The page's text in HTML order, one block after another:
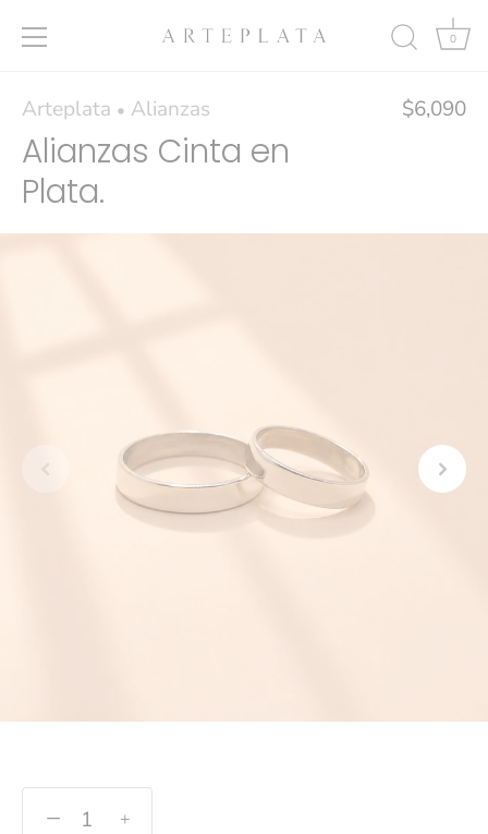
contenido
0
Arteplata • Alianzas $6,090
Alianzas Cinta en
Plata.
− +